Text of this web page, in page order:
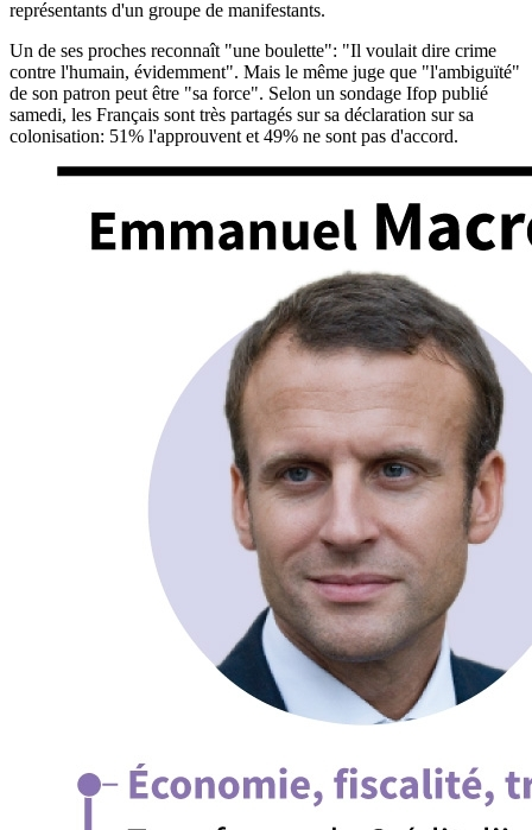
représentants d'un groupe de manifestants.
Un de ses proches reconnaît "une boulette": "Il voulait dire crime
contre l'humain, évidemment". Mais le même juge que "l'ambiguïté"
de son patron peut être "sa force". Selon un sondage Ifop publié
samedi, les Français sont très partagés sur sa déclaration sur sa
colonisation: 51% l'approuvent et 49% ne sont pas d'accord.